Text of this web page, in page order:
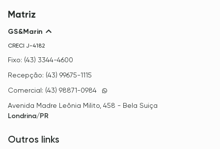
Matriz
GS&Marin
CRECI J-4182
Fixo: (43) 3344-4600
Recepção: (43) 99675-1115
Comercial: (43) 98871-0984
Avenida Madre Leônia Milito, 458 - Bela Suiça
Londrina/PR
Outros links